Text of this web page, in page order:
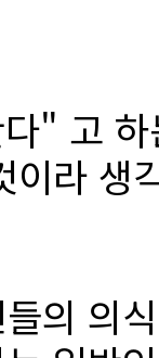
" 고 하
이라 생
의 의